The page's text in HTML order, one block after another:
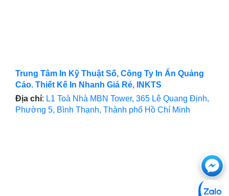
Trung Tâm In Kỹ Thuật Số, Công Ty In Ấn Quảng
Cáo. Thiết Kế In Nhanh Giá Rẻ, INKTS
Địa chỉ: L1 Toà Nhà MBN Tower, 365 Lê Quang Định,
Phường 5, Bình Thạnh, Thành phố Hồ Chí Minh
với